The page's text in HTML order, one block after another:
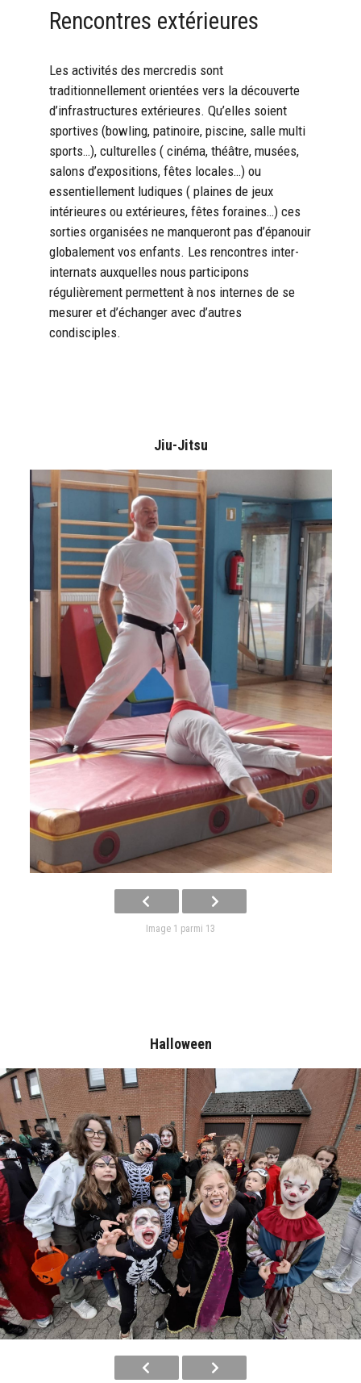
Rencontres extérieures
Les activités des mercredis sont
traditionnellement orientées vers la découverte
d’infrastructures extérieures. Qu’elles soient
sportives (bowling, patinoire, piscine, salle multi
sports…), culturelles ( cinéma, théâtre, musées,
salons d’expositions, fêtes locales…) ou
essentiellement ludiques ( plaines de jeux
intérieures ou extérieures, fêtes foraines…) ces
sorties organisées ne manqueront pas d’épanouir
globalement vos enfants. Les rencontres inter-
internats auxquelles nous participons
régulièrement permettent à nos internes de se
mesurer et d’échanger avec d’autres
condisciples.
Jiu-Jitsu
Image 1 parmi 13
Halloween